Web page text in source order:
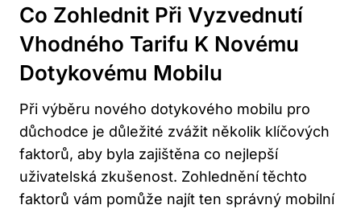
Co Zohlednit Při Vyzvednutí
Vhodného Tarifu K Novému
Dotykovému Mobilu
Při výběru nového dotykového mobilu pro
důchodce je důležité zvážit několik klíčových
faktorů, aby byla zajištěna co nejlepší
uživatelská zkušenost. Zohlednění těchto
faktorů vám pomůže najít ten správný mobilní